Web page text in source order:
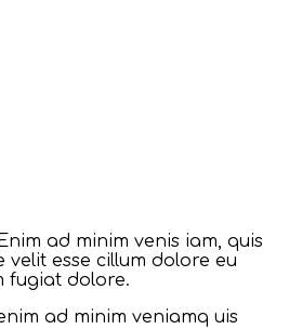
ad minim venis iam, quis
esse cillum dolore eu
fugiat dolore.
ad minim veniamq uis